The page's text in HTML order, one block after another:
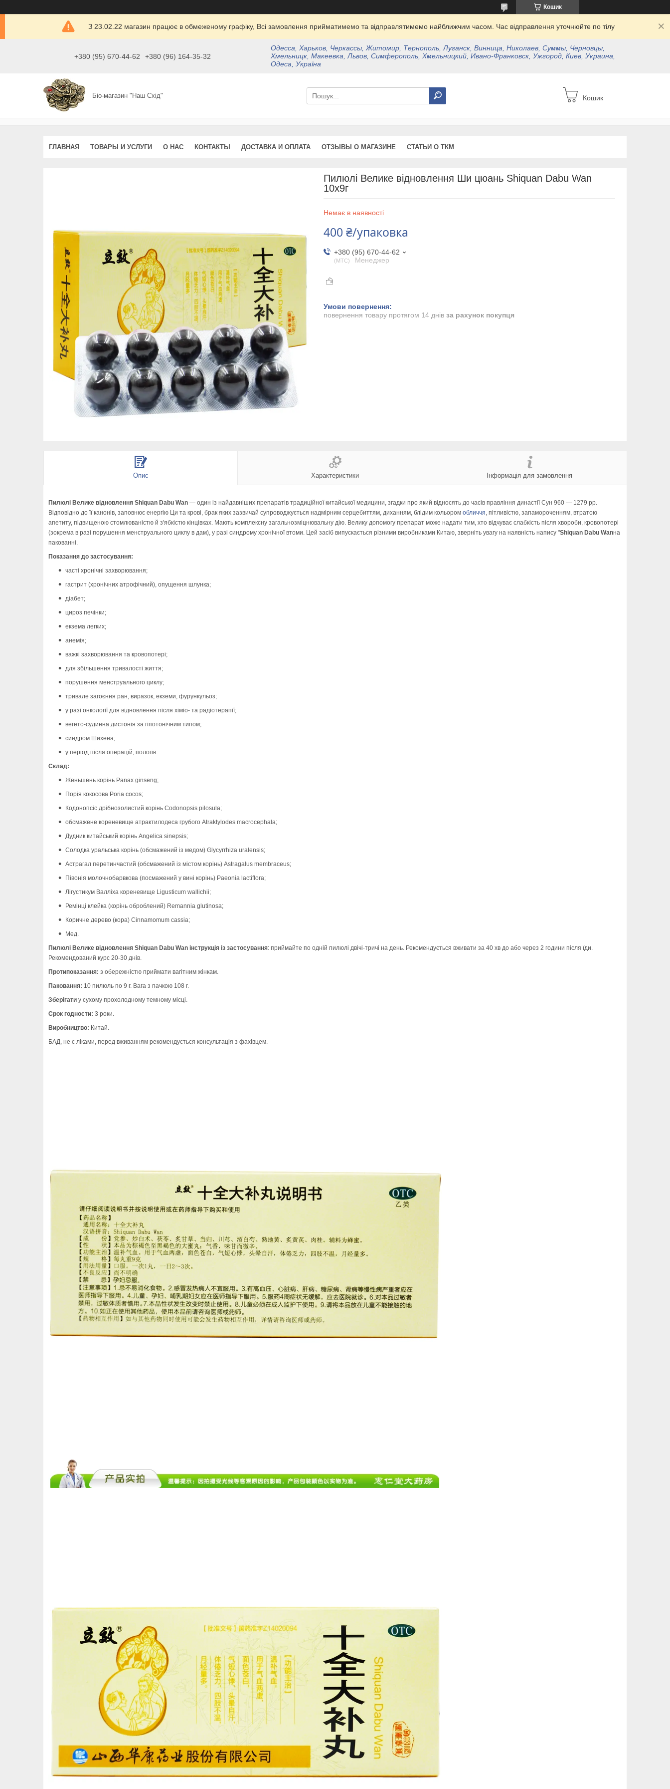
Кошик
З 23.02.22 магазин працює в обмеженому графіку, Всі замовлення прийматимемо та відправлятимемо найближчим часом. Час відправлення уточнюйте по тілу
+380 (95) 670-44-62 +380 (96) 164-35-32
Одесса, Харьков, Черкассы, Житомир, Тернополь, Луганск, Винница, Николаев, Суммы, Черновцы,
Хмельницк, Макеевка, Львов, Симферополь, Хмельницкий, Ивано-Франковск, Ужгород, Киев, Украина,
Одеса, Україна
Біо-магазин "Наш Схід" Кошик
ГЛАВНАЯ ТОВАРЫ И УСЛУГИ О НАС КОНТАКТЫ ДОСТАВКА И ОПЛАТА ОТЗЫВЫ О МАГАЗИНЕ СТАТЬИ О ТКМ
Пилюлі Велике відновлення Ши цюань Shiquan Dabu Wan
10х9г
Немає в наявності
400 ₴/упаковка
+380 (95) 670-44-62
МТС Менеджер
повернення товару протягом 14 днів за рахунок покупця
Опис Характеристики Інформація для замовлення
Пилюлі Велике відновлення Shiquan Dabu Wan — один із найдавніших препаратів традиційної китайської медицини, згадки про який відносять до часів правління династії Сун 960 — 1279 рр.
Відповідно до її канонів, заповнює енергію Ци та крові, брак яких зазвичай супроводжується надмірним серцебиттям, диханням, блідим кольором обличчя, пітливістю, запамороченням, втратою
апетиту, підвищеною стомлюваністю й з'ябкістю кінцівках. Мають комплексну загальнозміцнювальну дію. Велику допомогу препарат може надати тим, хто відчуває слабкість після хвороби, кровопотері
(зокрема в разі порушення менструального циклу в дам), у разі синдрому хронічної втоми. Цей засіб випускається різними виробниками Китаю, зверніть увагу на наявність напису "Shiquan Dabu Wanна
пакованні.
Показання до застосування:
часті хронічні захворювання;
гастрит (хронічних атрофічний), опущення шлунка;
діабет;
цироз печінки;
екзема легких;
анемія;
важкі захворювання та кровопотері;
для збільшення тривалості життя;
порушення менструального циклу;
тривале загоєння ран, виразок, екземи, фурункульоз;
у разі онкології для відновлення після хіміо- та радіотерапії;
вегето-судинна дистонія за гіпотонічним типом;
синдром Шихена;
у період після операцій, пологів.
Склад:
Женьшень корінь Panax ginseng;
Порія кокосова Poria cocos;
Кодонопсіс дрібнозолистий корінь Codonopsis pilosula;
обсмажене кореневище атрактилодеса грубого Atraktylodes macrocephala;
Дудник китайський корінь Angelica sinepsis;
Солодка уральська корінь (обсмажений із медом) Glycyrrhiza uralensis;
Астрагал перетинчастий (обсмажений із містом корінь) Astragalus membraceus;
Півонія молочнобарвкова (посмажений у вині корінь) Paeonia lactiflora;
Лігустикум Валліха кореневище Ligusticum wallichii;
Ремінці клейка (корінь оброблений) Remannia glutinosa;
Коричне дерево (кора) Cinnamomum cassia;
Мед.
Пилюлі Велике відновлення Shiquan Dabu Wan інструкція із застосування: приймайте по одній пилюлі двічі-тричі на день. Рекомендується вживати за 40 хв до або через 2 години після їди.
Рекомендований курс 20-30 днів.
Протипоказання: з обережністю приймати вагітним жінкам.
Паковання: 10 пилюль по 9 г. Вага з пачкою 108 г.
Зберігати у сухому прохолодному темному місці.
Срок годности: 3 роки.
Виробництво: Китай.
БАД, не є ліками, перед вживанням рекомендується консультація з фахівцем.